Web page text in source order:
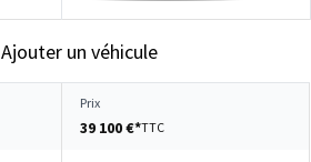
Ajouter un véhicule
Prix
39 100 €*TTC